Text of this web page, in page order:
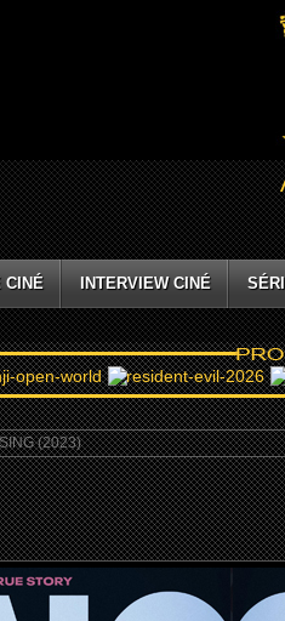
CINÉ INTERVIEW CINÉ
(2023)